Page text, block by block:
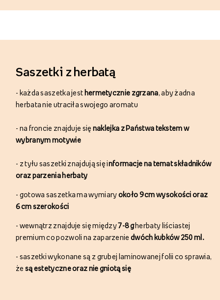
Saszetki z herbatą
- każda saszetka jest hermetycznie zgrzana, aby żadna
herbata nie utraciła swojego aromatu
- na froncie znajduje się naklejka z Państwa tekstem w
wybranym motywie
- z tyłu saszetki znajdują się informacje na temat składników
oraz parzenia herbaty
- gotowa saszetka ma wymiary około 9 cm wysokości oraz
6 cm szerokości
- wewnątrz znajduje się między7-8 gherbaty liściastej
premium co pozwoli na zaparzenie dwóch kubków 250 ml.
- saszetki wykonane są z grubej laminowanej folii co sprawia,
że są estetyczne oraz nie gniotą się